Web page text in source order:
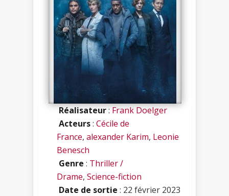
Réalisateur:Frank Doelger
Acteurs: Cécile de
France, alexander Karim, Leonie
Benesch
Genre : Thriller /
Drame, Science-fiction
Date de sortie : 22 février 2023